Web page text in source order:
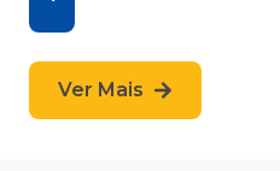
Ver Mais